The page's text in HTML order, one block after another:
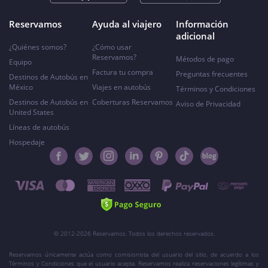
Reservamos
¿Quiénes somos?
Equipo
Destinos de Autobús en
México
Destinos de Autobús en
United States
Líneas de autobús
Hospedaje
Ayuda al viajero
¿Cómo usar
Reservamos?
Factura tu compra
Viajes en autobús
Coberturas Reservamos
Información
adicional
Métodos de pago
Preguntas frecuentes
Términos y Condiciones
Aviso de Privacidad
© 2012-2026 Reservamos. Todos los derechos reservados.
Reservamos únicamente actúa como comisionista del usuario del sitio, de acuerdo a los
Términos y Condiciones que el usuario acepta. Reservamos realiza reservaciones legítimas y